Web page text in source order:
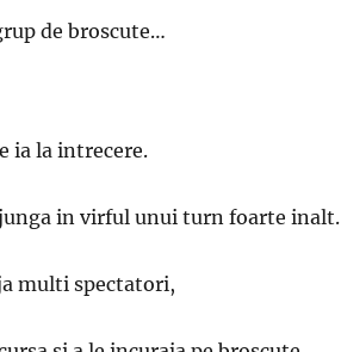
de broscute…
ia la intrecere.
in virful unui turn foarte inalt.
multi spectatori,